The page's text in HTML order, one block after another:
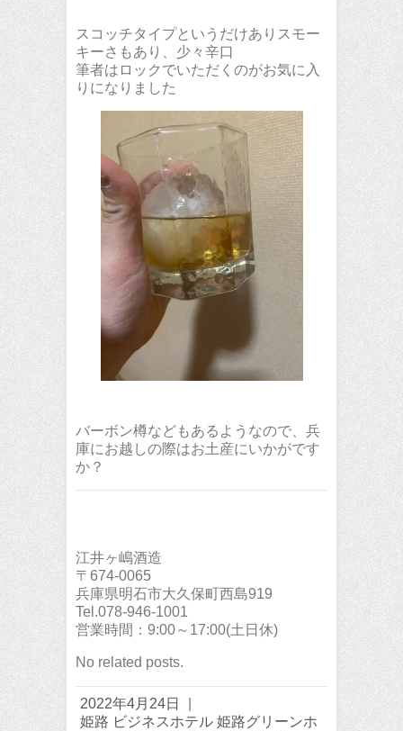
スコッチタイプというだけありスモー
キーさもあり、少々辛口
筆者はロックでいただくのがお気に入
りになりました
バーボン樽などもあるようなので、兵
庫にお越しの際はお土産にいかがです
か？
江井ヶ嶋酒造
〒674-0065
兵庫県明石市大久保町西島919
Tel.078-946-1001
営業時間：9:00～17:00(土日休)
No related posts.
2022年4月24日
姫路 ビジネスホテル 姫路グリーンホ